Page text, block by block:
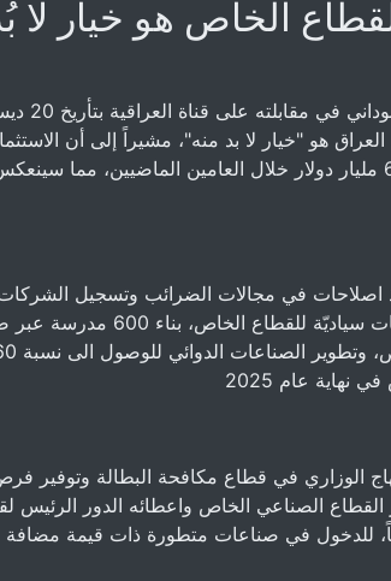
الخاص هو خيار لا
أكد رئيس الوزراء محمد شياع
العراق هو "خيار لا بد منه"، مشيراً إلى أن
الأجنبية والعربية بلغت أكثر من 62 مليار دولار خلال العامين الماضيين، مما
اصلاحات في مجالات الضرائب وتسجيل
والجمارك والقوانين، وتقديم ضمانات سياديّة للقطاع
عام 2025
الوزاري في قطاع مكافحة البطالة وتوفير
الصناعي الخاص واعطائه الدور الرئيس
للدخول في صناعات متطورة ذات قيمة مضافة